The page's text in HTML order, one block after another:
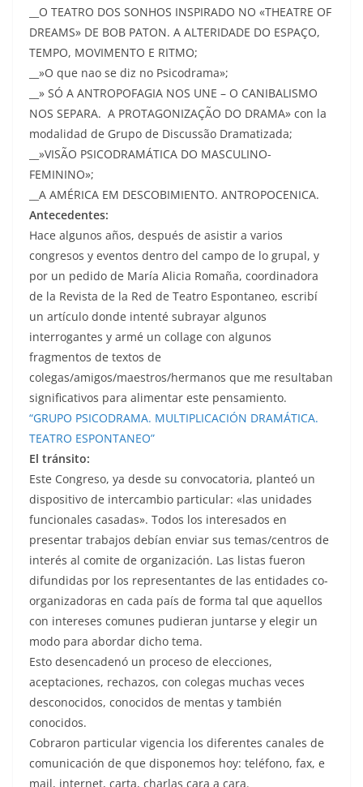
__O TEATRO DOS SONHOS INSPIRADO NO «THEATRE OF
DREAMS» DE BOB PATON. A ALTERIDADE DO ESPAÇO,
TEMPO, MOVIMENTO E RITMO;
__»O que nao se diz no Psicodrama»;
__» SÓ A ANTROPOFAGIA NOS UNE – O CANIBALISMO
NOS SEPARA. A PROTAGONIZAÇÃO DO DRAMA» con la
modalidad de Grupo de Discussão Dramatizada;
__»VISÃO PSICODRAMÁTICA DO MASCULINO-
FEMININO»;
__A AMÉRICA EM DESCOBIMIENTO. ANTROPOCENICA.
Antecedentes:
Hace algunos años, después de asistir a varios
congresos y eventos dentro del campo de lo grupal, y
por un pedido de María Alicia Romaña, coordinadora
de la Revista de la Red de Teatro Espontaneo, escribí
un artículo donde intenté subrayar algunos
interrogantes y armé un collage con algunos
fragmentos de textos de
colegas/amigos/maestros/hermanos que me resultaban
significativos para alimentar este pensamiento.
“GRUPO PSICODRAMA. MULTIPLICACIÓN DRAMÁTICA.
TEATRO ESPONTANEO”
El tránsito:
Este Congreso, ya desde su convocatoria, planteó un
dispositivo de intercambio particular: «las unidades
funcionales casadas». Todos los interesados en
presentar trabajos debían enviar sus temas/centros de
interés al comite de organización. Las listas fueron
difundidas por los representantes de las entidades co-
organizadoras en cada país de forma tal que aquellos
con intereses comunes pudieran juntarse y elegir un
modo para abordar dicho tema.
Esto desencadenó un proceso de elecciones,
aceptaciones, rechazos, con colegas muchas veces
desconocidos, conocidos de mentas y también
conocidos.
Cobraron particular vigencia los diferentes canales de
comunicación de que disponemos hoy: teléfono, fax, e
mail, internet, carta, charlas cara a cara.